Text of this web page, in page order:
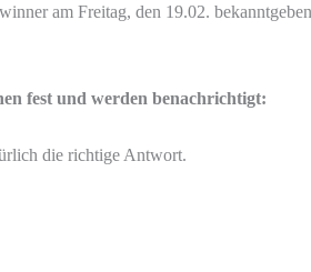
am Freitag, den 19.02.
fest und werden benachrichtigt:
die richtige Antwort.